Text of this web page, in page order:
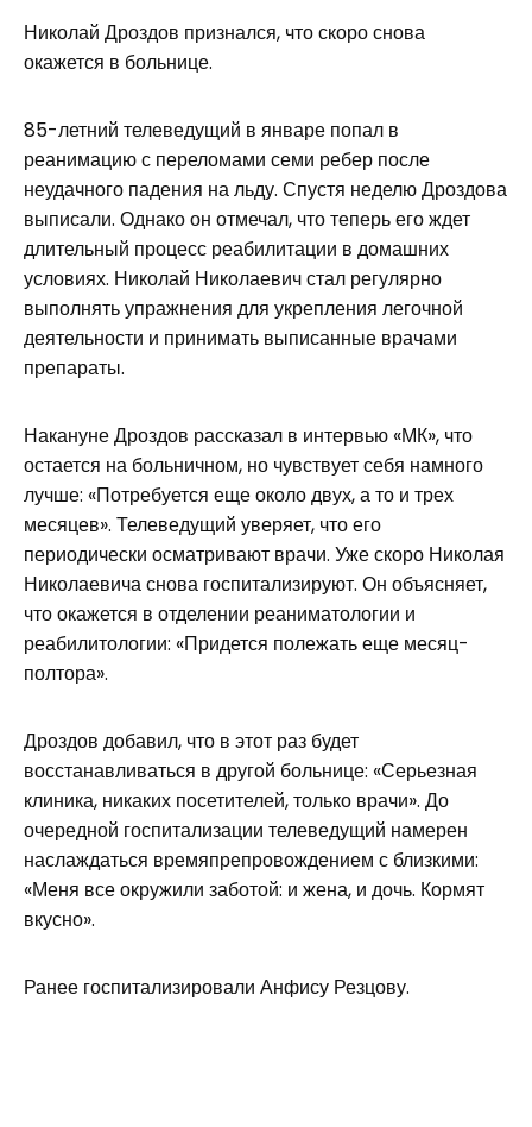
Николай Дроздов признался, что скоро снова
окажется в больнице.
85-летний телеведущий в январе попал в
реанимацию с переломами семи ребер после
неудачного падения на льду. Спустя неделю Дроздова
выписали. Однако он отмечал, что теперь его ждет
длительный процесс реабилитации в домашних
условиях. Николай Николаевич стал регулярно
выполнять упражнения для укрепления легочной
деятельности и принимать выписанные врачами
препараты.
Накануне Дроздов рассказал в интервью «МК», что
остается на больничном, но чувствует себя намного
лучше: «Потребуется еще около двух, а то и трех
месяцев». Телеведущий уверяет, что его
периодически осматривают врачи. Уже скоро Николая
Николаевича снова госпитализируют. Он объясняет,
что окажется в отделении реаниматологии и
реабилитологии: «Придется полежать еще месяц-
полтора».
Дроздов добавил, что в этот раз будет
восстанавливаться в другой больнице: «Серьезная
клиника, никаких посетителей, только врачи». До
очередной госпитализации телеведущий намерен
наслаждаться времяпрепровождением с близкими:
«Меня все окружили заботой: и жена, и дочь. Кормят
вкусно».
Ранее госпитализировали Анфису Резцову.